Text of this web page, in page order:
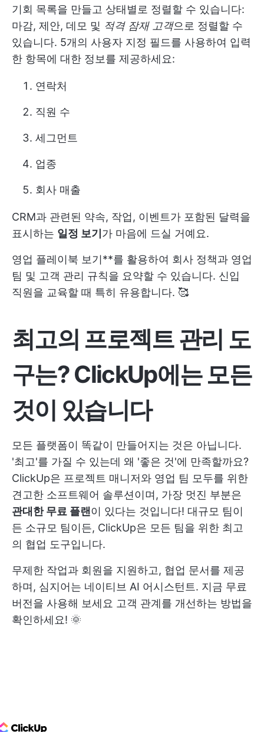
기회 목록을 만들고 상태별로 정렬할 수 있습니다:
마감, 제안, 데모 및 적격 잠재 고객으로 정렬할 수
있습니다. 5개의 사용자 지정 필드를 사용하여 입력
한 항목에 대한 정보를 제공하세요:
연락처
직원 수
세그먼트
업종
회사 매출
CRM과 관련된 약속, 작업, 이벤트가 포함된 달력을
표시하는 일정 보기 가 마음에 드실 거예요.
영업 플레이북 보기**를 활용하여 회사 정책과 영업
팀 및 고객 관리 규칙을 요약할 수 있습니다. 신입
직원을 교육할 때 특히 유용합니다. 🥰
최고의 프로젝트 관리 도
구는? ClickUp에는 모든
것이 있습니다
모든 플랫폼이 똑같이 만들어지는 것은 아닙니다.
'최고'를 가질 수 있는데 왜 '좋은 것'에 만족할까요?
ClickUp은 프로젝트 매니저와 영업 팀 모두를 위한
견고한 소프트웨어 솔루션이며, 가장 멋진 부분은
관대한 무료 플랜이 있다는 것입니다! 대규모 팀이
든 소규모 팀이든, ClickUp은 모든 팀을 위한 최고
의 협업 도구입니다.
무제한 작업과 회원을 지원하고, 협업 문서를 제공
하며, 심지어는 네이티브 AI 어시스턴트. 지금 무료
버전을 사용해 보세요 고객 관계를 개선하는 방법을
확인하세요! 🌞
Logo